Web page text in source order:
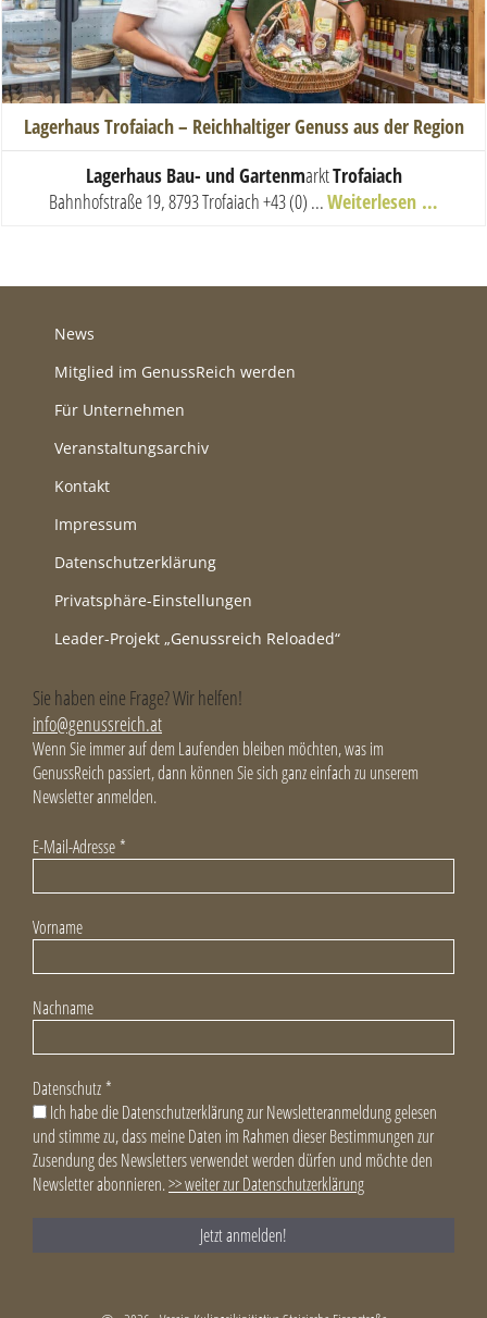
Lagerhaus Trofaiach – Reichhaltiger Genuss aus der Region
Lagerhaus Bau- und GartenmarktTrofaiach
Bahnhofstraße 19, 8793 Trofaiach+43 (0) ...Weiterlesen …
News
Mitglied im GenussReich werden
Für Unternehmen
Veranstaltungsarchiv
Kontakt
Impressum
Datenschutzerklärung
Privatsphäre-Einstellungen
Leader-Projekt „Genussreich Reloaded“
Sie haben eine Frage? Wir helfen!
info@genussreich.at
Wenn Sie immer auf dem Laufenden bleiben möchten, was im
GenussReich passiert, dann können Sie sich ganz einfach zu unserem
Newsletter anmelden.
E-Mail-Adresse *
Vorname
Nachname
Datenschutz *
Ich habe die Datenschutzerklärung zur Newsletteranmeldung gelesen
und stimme zu, dass meine Daten im Rahmen dieser Bestimmungen zur
Zusendung des Newsletters verwendet werden dürfen und möchte den
Newsletter abonnieren.>> weiter zur Datenschutzerklärung